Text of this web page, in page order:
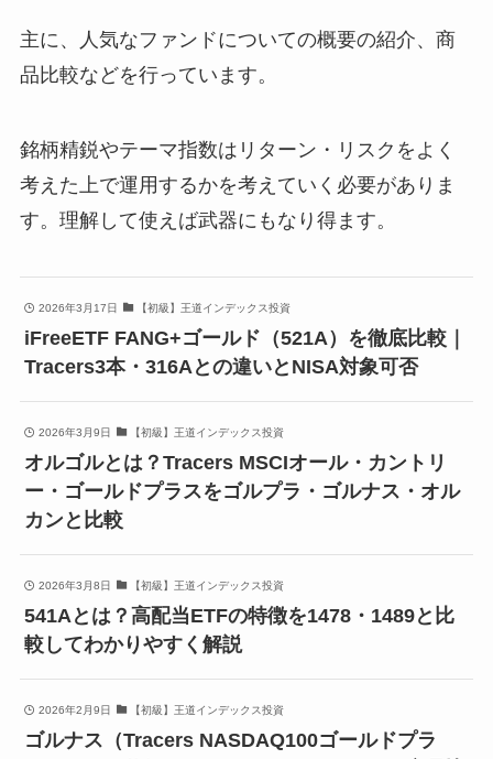
主に、人気なファンドについての概要の紹介、商
品比較などを行っています。
銘柄精鋭やテーマ指数はリターン・リスクをよく
考えた上で運用するかを考えていく必要がありま
す。理解して使えば武器にもなり得ます。
2026年3月17日 【初級】王道インデックス投資
iFreeETF FANG+ゴールド（521A）を徹底比較｜
Tracers3本・316Aとの違いとNISA対象可否
2026年3月9日 【初級】王道インデックス投資
オルゴルとは？Tracers MSCIオール・カントリ
ー・ゴールドプラスをゴルプラ・ゴルナス・オル
カンと比較
2026年3月8日 【初級】王道インデックス投資
541Aとは？高配当ETFの特徴を1478・1489と比
較してわかりやすく解説
2026年2月9日 【初級】王道インデックス投資
ゴルナス（Tracers NASDAQ100ゴールドプラ